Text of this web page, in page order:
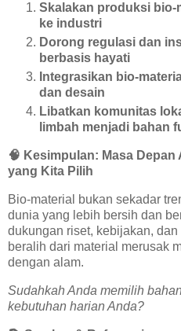
Skalakan produksi bio-
ke industri
Dorong regulasi dan
berbasis hayati
Integrasikan bio-
dan desain
Libatkan komunitas
limbah menjadi bahan
🧠 Kesimpulan: Masa Depan
yang Kita Pilih
Bio-material bukan sekadar
dunia yang lebih bersih dan
dukungan riset, kebijakan,
beralih dari material merusak
dengan alam.
Sudahkah Anda memilih
kebutuhan harian Anda?